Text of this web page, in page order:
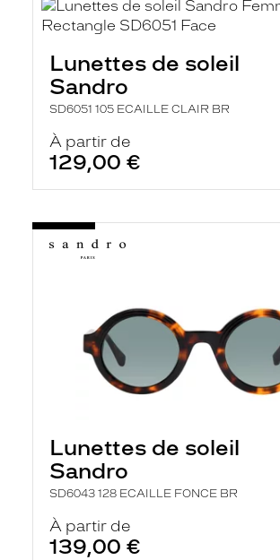
Lunettes de soleil
Sandro
SD6051 105 ECAILLE CLAIR BR
À partir de
129,00 €
Lunettes de soleil
Sandro
SD6043 128 ECAILLE FONCE BR
À partir de
139,00 €